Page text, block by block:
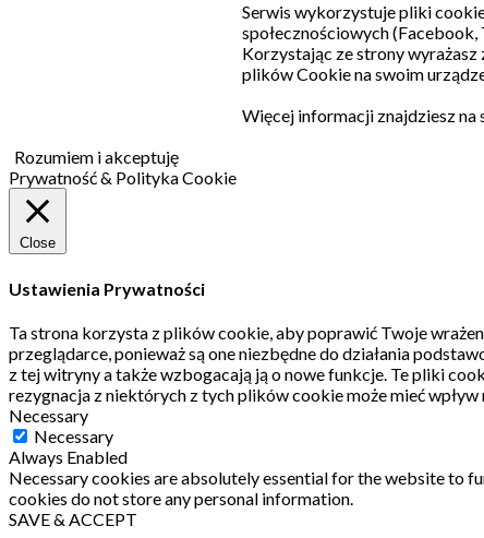
Serwis wykorzystuje pliki
społecznościowych
Korzystając ze strony
plików Cookie na swoim
Więcej informacji znajdziesz na
Rozumiem i akceptuję
Prywatność & Polityka Cookie
Close
Ustawienia Prywatności
Ta strona korzysta z plików cookie, aby poprawić Twoje
przeglądarce, ponieważ są one niezbędne do działania
z tej witryny a także wzbogacają ją o nowe funkcje. Te pliki
rezygnacja z niektórych z tych plików cookie może mieć
Necessary
Necessary
Always Enabled
Necessary cookies are absolutely essential for the website to
cookies do not store any personal information.
SAVE & ACCEPT